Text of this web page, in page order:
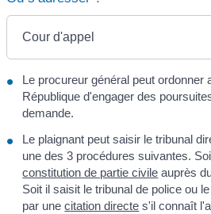
Cour d'appel
Le procureur général peut ordonner
République d'engager des
demande.
Le plaignant peut saisir le tribunal
une des 3 procédures suivantes.
constitution de partie civile auprès
Soit il saisit le tribunal de police ou
par unecitation directe s'il connaît